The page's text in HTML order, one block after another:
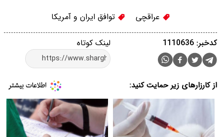
عراقچی توافق ایران و آمریکا
لینک کوتاه کدخبر: 1110636
از کارزارهای زیر حمایت کنید: